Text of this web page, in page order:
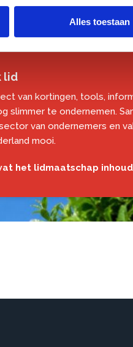
Alles toestaan
lid
van kortingen, tools,
slimmer te ondernemen.
van ondernemers en
mooi.
het lidmaatschap